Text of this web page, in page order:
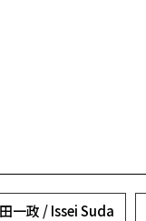
一政 / Issei Suda